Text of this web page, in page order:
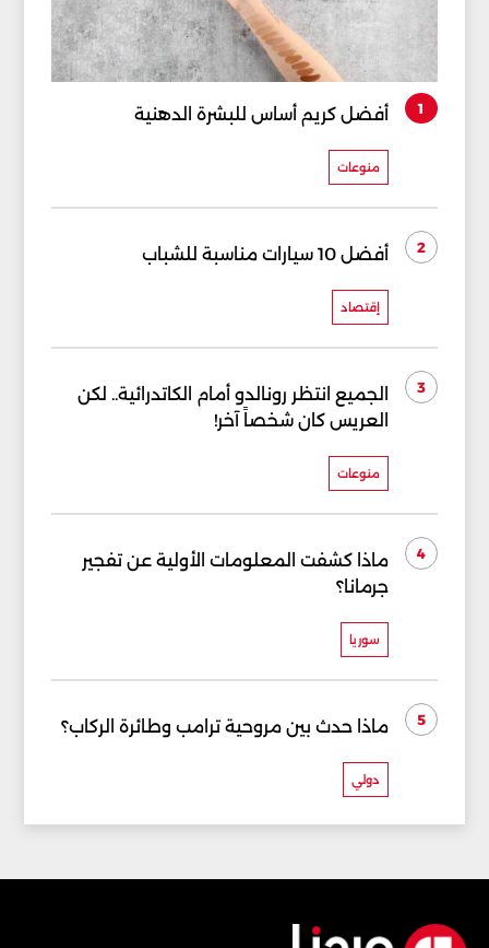
1 أفضل كريم أساس للبشرة الدهنية
منوعات
2 أفضل 10 سيارات مناسبة للشباب
إقتصاد
3
الجميع انتظر رونالدو أمام الكاتدرائية.. لكن
العريس كان شخصاً آخر!
منوعات
4
ماذا كشفت المعلومات الأولية عن تفجير
جرمانا؟
سوريا
5 ماذا حدث بين مروحية ترامب وطائرة الركاب؟
دولي